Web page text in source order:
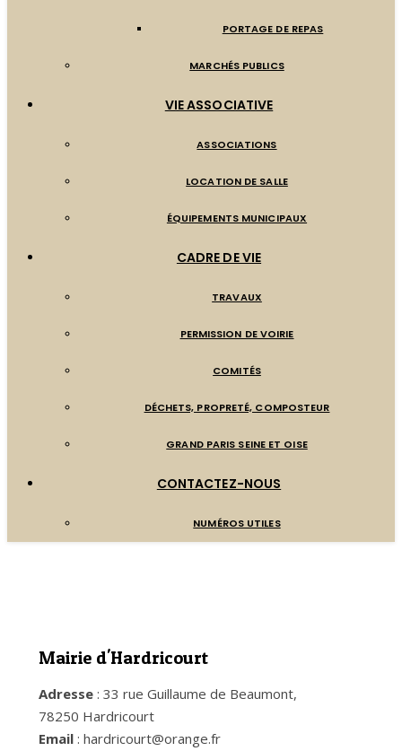
PORTAGE DE REPAS
MARCHÉS PUBLICS
VIE ASSOCIATIVE
ASSOCIATIONS
LOCATION DE SALLE
ÉQUIPEMENTS MUNICIPAUX
CADRE DE VIE
TRAVAUX
PERMISSION DE VOIRIE
COMITÉS
DÉCHETS, PROPRETÉ, COMPOSTEUR
GRAND PARIS SEINE ET OISE
CONTACTEZ-NOUS
NUMÉROS UTILES
Mairie d'Hardricourt
Adresse : 33 rue Guillaume de Beaumont,
78250 Hardricourt
Email : hardricourt@orange.fr